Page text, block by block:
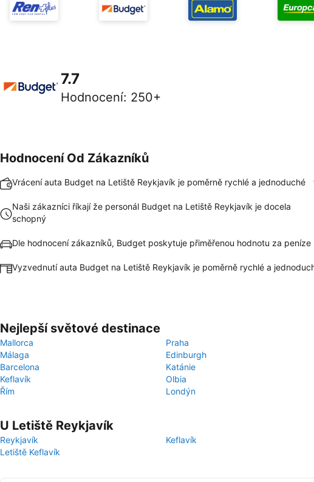
7.7
Hodnocení: 250+
Hodnocení Od Zákazníků
Vrácení auta Budget na Letiště Reykjavík je poměrně rychlé a jednoduché
Naši zákazníci říkají že personál Budget na Letiště Reykjavík je docela
schopný
Dle hodnocení zákazníků, Budget poskytuje přiměřenou hodnotu za peníze
Vyzvednutí auta Budget na Letiště Reykjavík je poměrně rychlé a
Nejlepší světové destinace
Mallorca
Praha
Málaga
Edinburgh
Barcelona
Katánie
Keflavík
Olbia
Řím
Londýn
U Letiště Reykjavík
Reykjavík
Keflavík
Letiště Keflavík